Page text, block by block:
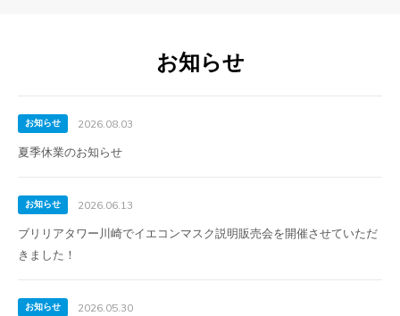
お知らせ
お知らせ 2026.08.03
夏季休業のお知らせ
お知らせ 2026.06.13
ブリリアタワー川崎でイエコンマスク説明販売会を開催させていただ
きました！
お知らせ 2026.05.30